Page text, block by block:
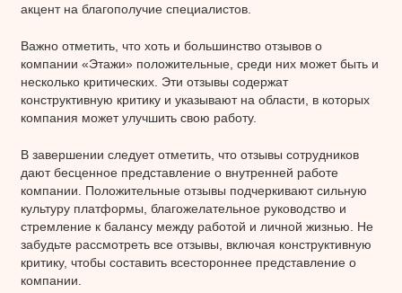
акцент на благополучие специалистов.
Важно отметить, что хоть и большинство отзывов о
компании «Этажи» положительные, среди них может быть и
несколько критических. Эти отзывы содержат
конструктивную критику и указывают на области, в которых
компания может улучшить свою работу.
В завершении следует отметить, что отзывы сотрудников
дают бесценное представление о внутренней работе
компании. Положительные отзывы подчеркивают сильную
культуру платформы, благожелательное руководство и
стремление к балансу между работой и личной жизнью. Не
забудьте рассмотреть все отзывы, включая конструктивную
критику, чтобы составить всестороннее представление о
компании.